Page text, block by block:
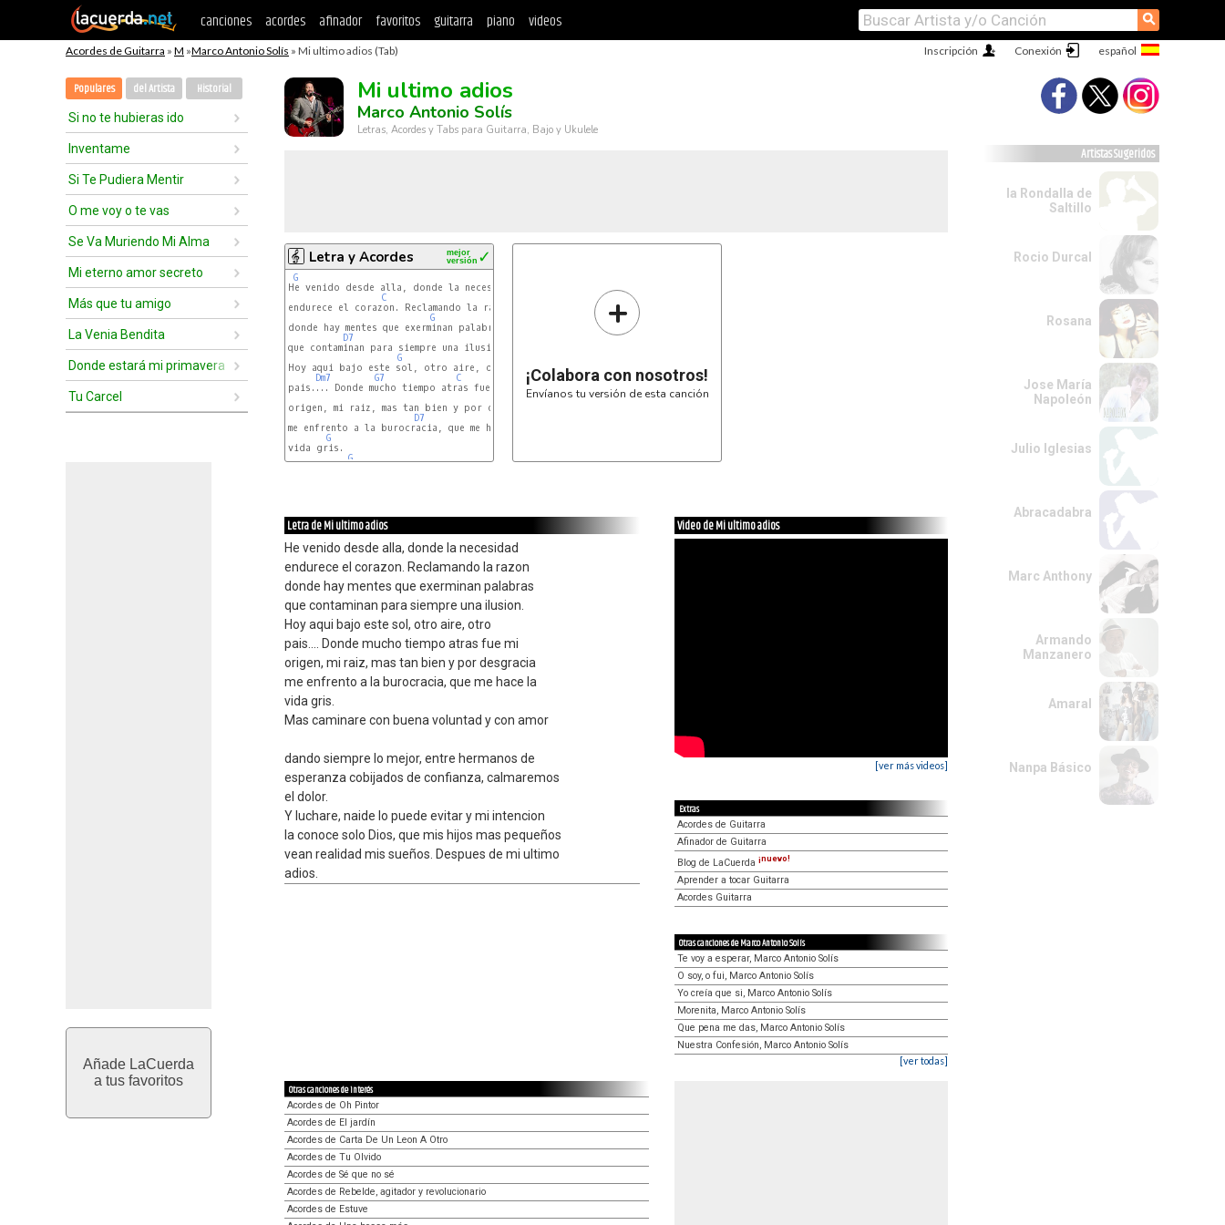
canciones acordes afinador favoritos guitarra piano videos ⚲
Acordes de Guitarra » M »Marco Antonio Solís » Mi ultimo adios (Tab) Conexión
Inscripción
Populares del Artista Historial
Si no te hubieras ido
Inventame
Si Te Pudiera Mentir
O me voy o te vas
Se Va Muriendo Mi Alma
Mi eterno amor secreto
Más que tu amigo
La Venia Bendita
Donde estará mi primavera
Tu Carcel
Añade LaCuerda
a tus favoritos
Mi ultimo adios
Marco Antonio Solís
Letras, Acordes y Tabs para Guitarra, Bajo y Ukulele
Letra y Acordes ✓
mejor
versión
G
He venido desde alla, donde la necesidad
C
endurece el corazon. Reclamando la razon
G
donde hay mentes que exerminan palabras
D7
que contaminan para siempre una ilusion.
G
Hoy aqui bajo este sol, otro aire, otro
Dm7
G7
C
pais.... Donde mucho tiempo atras fue mi
origen, mi raiz, mas tan bien y por desgracia
D7
me enfrento a la burocracia, que me hace la
G
vida gris.
G
+
¡Colabora con nosotros!
Envíanos tu versión de esta canción
Letra de Mi ultimo adios
He venido desde alla, donde la necesidad
endurece el corazon. Reclamando la razon
donde hay mentes que exerminan palabras
que contaminan para siempre una ilusion.
Hoy aqui bajo este sol, otro aire, otro
pais.... Donde mucho tiempo atras fue mi
origen, mi raiz, mas tan bien y por desgracia
me enfrento a la burocracia, que me hace la
vida gris.
Mas caminare con buena voluntad y con amor
dando siempre lo mejor, entre hermanos de
esperanza cobijados de confianza, calmaremos
el dolor.
Y luchare, naide lo puede evitar y mi intencion
la conoce solo Dios, que mis hijos mas pequeños
vean realidad mis sueños. Despues de mi ultimo
adios.
Video de Mi ultimo adios
[ver más videos]
Extras
Acordes de Guitarra
Afinador de Guitarra
Blog de LaCuerda ¡nuevo!
Aprender a tocar Guitarra
Acordes Guitarra
Otras canciones de Marco Antonio Solís
Te voy a esperar, Marco Antonio Solís
O soy, o fui, Marco Antonio Solís
Yo creía que si, Marco Antonio Solís
Morenita, Marco Antonio Solís
Que pena me das, Marco Antonio Solís
Nuestra Confesión, Marco Antonio Solís
[ver todas]
Otras canciones de interés
Acordes de Oh Pintor
Acordes de El jardín
Acordes de Carta De Un Leon A Otro
Acordes de Tu Olvido
Acordes de Sé que no sé
Acordes de Rebelde, agitador y revolucionario
Acordes de Estuve
Artistas Sugeridos
la Rondalla de
Saltillo
Rocio Durcal
Rosana
Jose María
Napoleón
Julio Iglesias
Abracadabra
Marc Anthony
Armando
Manzanero
Amaral
Nanpa Básico